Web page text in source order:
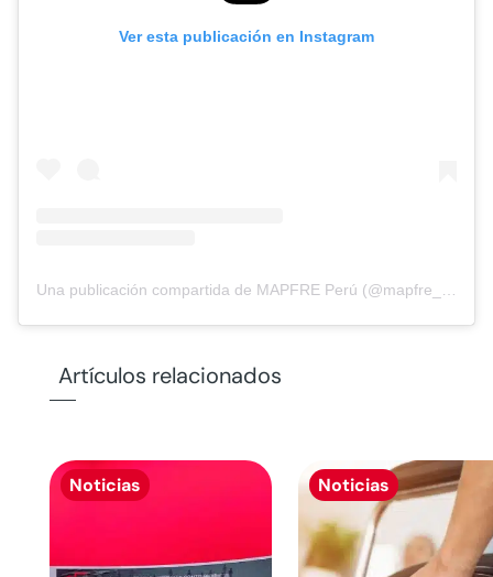
Ver esta publicación en Instagram
Artículos relacionados
Noticias Noticias